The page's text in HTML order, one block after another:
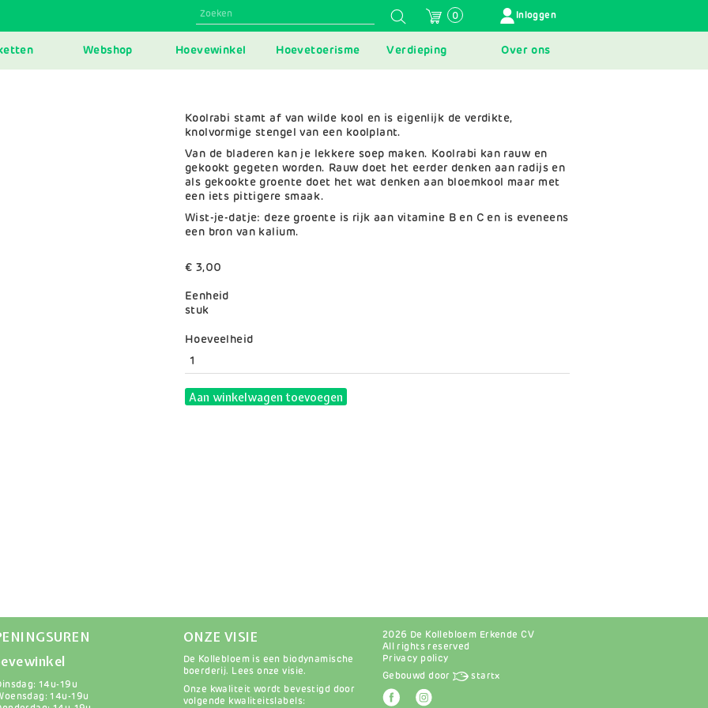
0 GEBRUIKERSMENU
Inloggen
Webshop Hoevewinkel Hoevetoerisme Verdieping Over ons
Koolrabi stamt af van wilde kool en is eigenlijk de verdikte,
knolvormige stengel van een koolplant.
Van de bladeren kan je lekkere soep maken. Koolrabi kan rauw en
gekookt gegeten worden. Rauw doet het eerder denken aan radijs en
als gekookte groente doet het wat denken aan bloemkool maar met
een iets pittigere smaak.
Wist-je-datje: deze groente is rijk aan vitamine B en C en is eveneens
een bron van kalium.
€ 3,00
Eenheid
stuk
Variaties
Hoeveelheid
Aan winkelwagen toevoegen
14u-19u
14u-19u
ONZE VISIE
De Kollebloem is een biodynamische
boerderij. Lees onze visie.
Onze kwaliteit wordt bevestigd door
volgende kwaliteitslabels:
2026 De Kollebloem Erkende CV
All rights reserved
Privacy policy
Gebouwd door startx
AfbeeldingAfbeelding